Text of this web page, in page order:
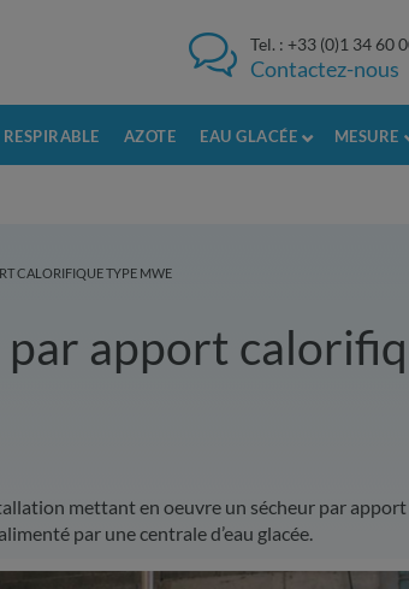
Tel. : +33 (0)1 34 60
Contactez-nous
AZOTE EAU GLACÉE MESURE
CALORIFIQUE TYPE MWE
par apport
mettant en oeuvre un sécheur par
par une centrale d’eau glacée.